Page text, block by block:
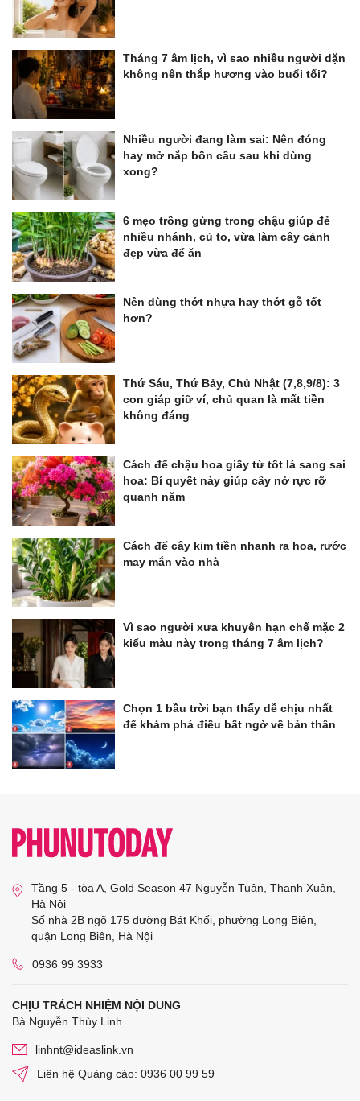
Tháng 7 âm lịch, vì sao nhiều người dặn
không nên thắp hương vào buổi tối?
Nhiều người đang làm sai: Nên đóng
hay mở nắp bồn cầu sau khi dùng
xong?
6 mẹo trồng gừng trong chậu giúp đẻ
nhiều nhánh, củ to, vừa làm cây cảnh
đẹp vừa để ăn
Nên dùng thớt nhựa hay thớt gỗ tốt
hơn?
Thứ Sáu, Thứ Bảy, Chủ Nhật (7,8,9/8): 3
con giáp giữ ví, chủ quan là mất tiền
không đáng
Cách để chậu hoa giấy từ tốt lá sang sai
hoa: Bí quyết này giúp cây nở rực rỡ
quanh năm
Cách để cây kim tiền nhanh ra hoa, rước
may mắn vào nhà
Vì sao người xưa khuyên hạn chế mặc 2
kiểu màu này trong tháng 7 âm lịch?
Chọn 1 bầu trời bạn thấy dễ chịu nhất
để khám phá điều bất ngờ về bản thân
Tầng 5 - tòa A, Gold Season 47 Nguyễn Tuân, Thanh Xuân,
Hà Nội
Số nhà 2B ngõ 175 đường Bát Khối, phường Long Biên,
quận Long Biên, Hà Nội
0936 99 3933
CHỊU TRÁCH NHIỆM NỘI DUNG
Bà Nguyễn Thùy Linh
linhnt@ideaslink.vn
Liên hệ Quảng cáo: 0936 00 99 59